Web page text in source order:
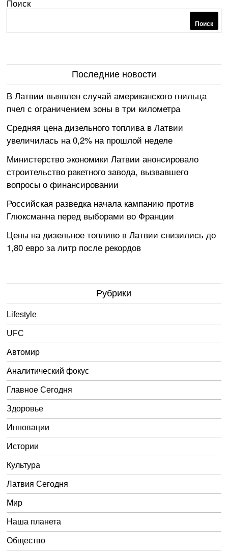
Поиск
Поиск
Последние новости
В Латвии выявлен случай американского гнильца
пчел с ограничением зоны в три километра
Средняя цена дизельного топлива в Латвии
увеличилась на 0,2% на прошлой неделе
Министерство экономики Латвии анонсировало
строительство ракетного завода, вызвавшего
вопросы о финансировании
Российская разведка начала кампанию против
Глюксманна перед выборами во Франции
Цены на дизельное топливо в Латвии снизились до
1,80 евро за литр после рекордов
Рубрики
Lifestyle
UFC
Автомир
Аналитический фокус
Главное Сегодня
Здоровье
Инновации
Истории
Культура
Латвия Сегодня
Мир
Наша планета
Общество